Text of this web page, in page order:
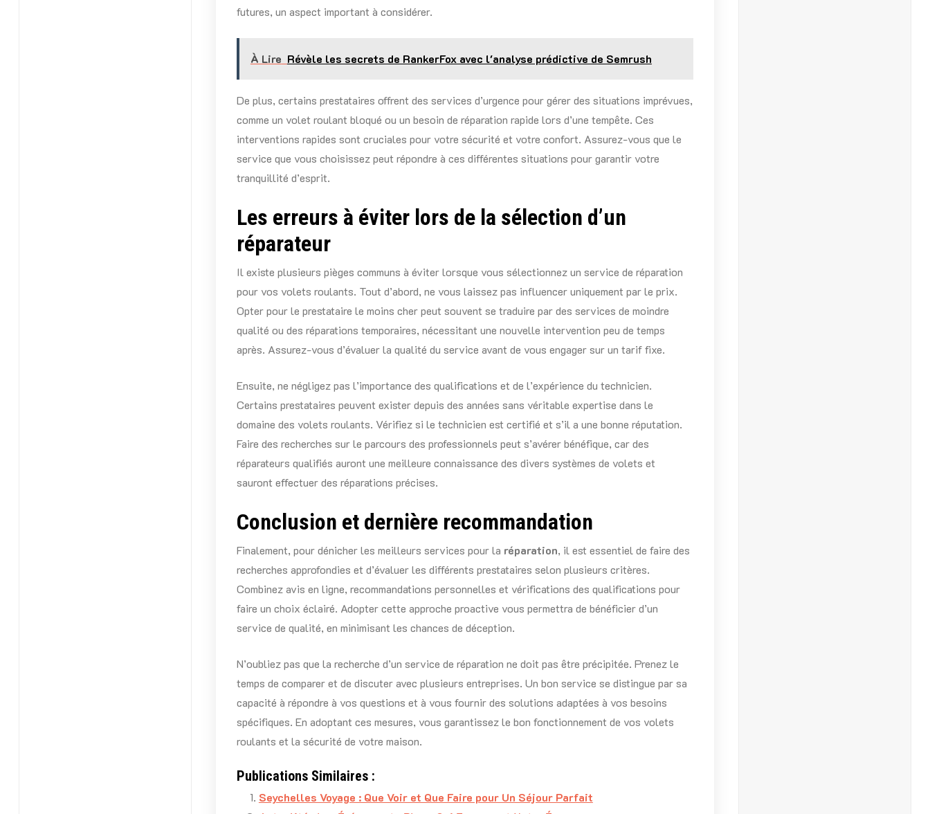
futures, un aspect important à considérer.
À Lire Révèle les secrets de RankerFox avec l'analyse prédictive de Semrush
De plus, certains prestataires offrent des services d’urgence pour gérer des situations imprévues,
comme un volet roulant bloqué ou un besoin de réparation rapide lors d’une tempête. Ces
interventions rapides sont cruciales pour votre sécurité et votre confort. Assurez-vous que le
service que vous choisissez peut répondre à ces différentes situations pour garantir votre
tranquillité d’esprit.
Les erreurs à éviter lors de la sélection d’un
réparateur
Il existe plusieurs pièges communs à éviter lorsque vous sélectionnez un service de réparation
pour vos volets roulants. Tout d’abord, ne vous laissez pas influencer uniquement par le prix.
Opter pour le prestataire le moins cher peut souvent se traduire par des services de moindre
qualité ou des réparations temporaires, nécessitant une nouvelle intervention peu de temps
après. Assurez-vous d’évaluer la qualité du service avant de vous engager sur un tarif fixe.
Ensuite, ne négligez pas l’importance des qualifications et de l’expérience du technicien.
Certains prestataires peuvent exister depuis des années sans véritable expertise dans le
domaine des volets roulants. Vérifiez si le technicien est certifié et s’il a une bonne réputation.
Faire des recherches sur le parcours des professionnels peut s’avérer bénéfique, car des
réparateurs qualifiés auront une meilleure connaissance des divers systèmes de volets et
sauront effectuer des réparations précises.
Conclusion et dernière recommandation
Finalement, pour dénicher les meilleurs services pour la réparation, il est essentiel de faire des
recherches approfondies et d’évaluer les différents prestataires selon plusieurs critères.
Combinez avis en ligne, recommandations personnelles et vérifications des qualifications pour
faire un choix éclairé. Adopter cette approche proactive vous permettra de bénéficier d’un
service de qualité, en minimisant les chances de déception.
N’oubliez pas que la recherche d’un service de réparation ne doit pas être précipitée. Prenez le
temps de comparer et de discuter avec plusieurs entreprises. Un bon service se distingue par sa
capacité à répondre à vos questions et à vous fournir des solutions adaptées à vos besoins
spécifiques. En adoptant ces mesures, vous garantissez le bon fonctionnement de vos volets
roulants et la sécurité de votre maison.
Publications Similaires :
Seychelles Voyage : Que Voir et Que Faire pour Un Séjour Parfait